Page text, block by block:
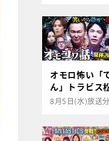
オモロ怖い「
ん」トラビス
8月5日(水)放送分